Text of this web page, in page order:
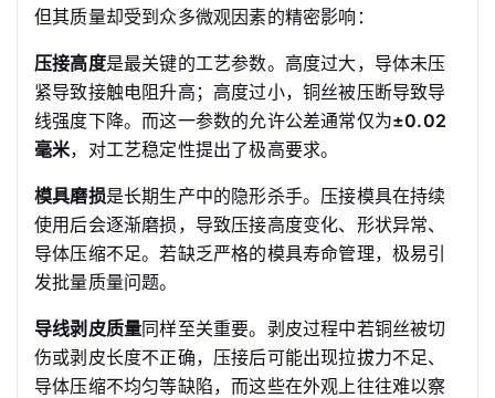
但其质量却受到众多微观因素的精密影响：
压接高度是最关键的工艺参数。高度过大，导体未压
紧导致接触电阻升高；高度过小，铜丝被压断导致导
线强度下降。而这一参数的允许公差通常仅为±0.02
毫米，对工艺稳定性提出了极高要求。
模具磨损是长期生产中的隐形杀手。压接模具在持续
使用后会逐渐磨损，导致压接高度变化、形状异常、
导体压缩不足。若缺乏严格的模具寿命管理，极易引
发批量质量问题。
导线剥皮质量同样至关重要。剥皮过程中若铜丝被切
伤或剥皮长度不正确，压接后可能出现拉拔力不足、
导体压缩不均匀等缺陷，而这些在外观上往往难以察